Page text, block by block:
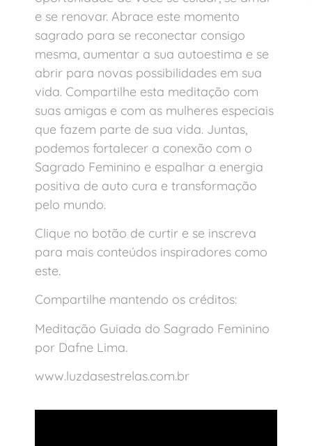
e se renovar. Abrace este momento
sagrado para se reconectar consigo
mesma, aumentar a sua autoestima e se
abrir para novas possibilidades em sua
vida. Compartilhe esta meditação com
suas amigas e com as mulheres especiais
que fazem parte de sua vida. Juntas,
podemos fortalecer a conexão com o
Sagrado Feminino e espalhar a energia
positiva de auto cura e transformação
pelo mundo.
Clique no botão de curtir e se inscreva
para mais conteúdos inspiradores como
este.
Compartilhe mantendo os créditos:
Meditação Guiada do Sagrado Feminino
por Dafne Lima.
www.luzdasestrelas.com.br